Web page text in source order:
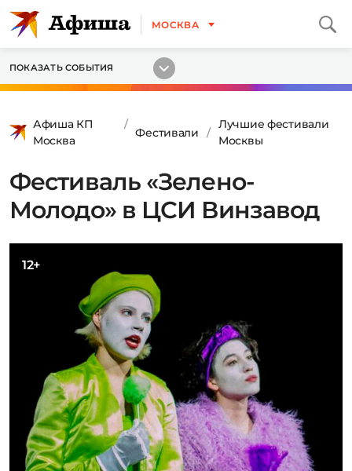
МОСКВА
ПОКАЗАТЬ СОБЫТИЯ
Афиша КП
Москва
Фестивали
Лучшие фестивали
Москвы
Фестиваль «Зелено-
Молодо» в ЦСИ Винзавод
12+